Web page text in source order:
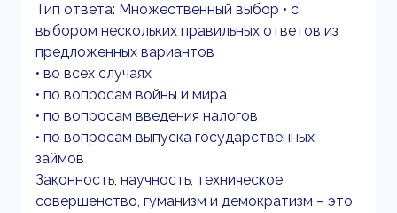
Тип ответа: Множественный выбор • с
выбором нескольких правильных ответов из
предложенных вариантов
• во всех случаях
• по вопросам войны и мира
• по вопросам введения налогов
• по вопросам выпуска государственных
займов
Законность, научность, техническое
совершенство, гуманизм и демократизм – это